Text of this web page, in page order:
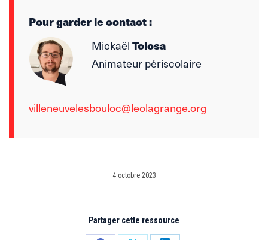
Pour garder le contact :
MickaëlTolosa
Animateur périscolaire
villeneuvelesbouloc@leolagrange.org
4 octobre 2023
Partager cette ressource